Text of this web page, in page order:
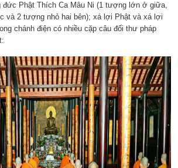
Phật Thích Ca Mâu Ni (1 tượng lớn ở giữa,
và 2 tượng nhỏ hai bên); xá lợi Phật và xá lợi
chánh điện có nhiều cặp câu đối thư pháp